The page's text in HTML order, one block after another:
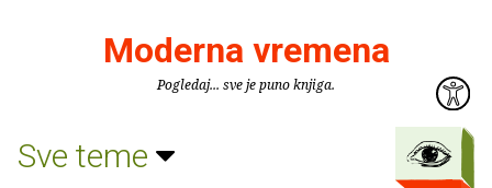
Moderna vremena
Pogledaj... sve je puno knjiga.
Sve teme